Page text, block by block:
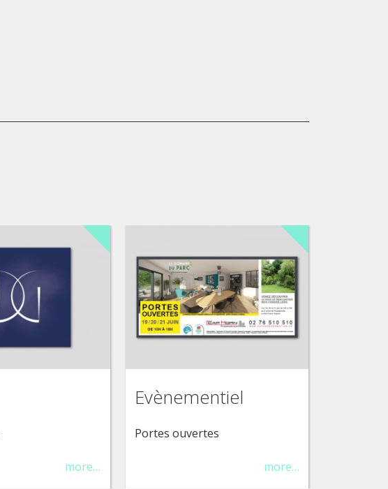
more…
Evènementiel
Portes ouvertes
more…